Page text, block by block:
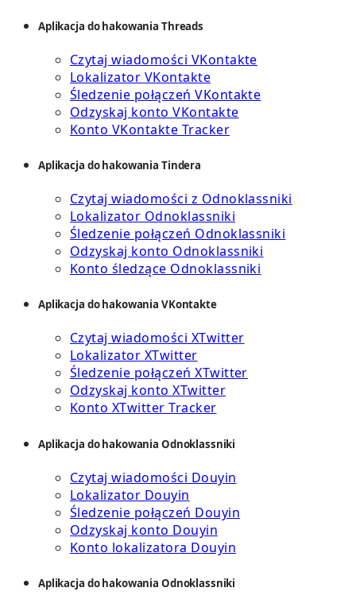
Aplikacja do hakowania Threads
Czytaj wiadomości VKontakte
Lokalizator VKontakte
Śledzenie połączeń VKontakte
Odzyskaj konto VKontakte
Konto VKontakte Tracker
Aplikacja do hakowania Tindera
Czytaj wiadomości z Odnoklassniki
Lokalizator Odnoklassniki
Śledzenie połączeń Odnoklassniki
Odzyskaj konto Odnoklassniki
Konto śledzące Odnoklassniki
Aplikacja do hakowania VKontakte
Czytaj wiadomości XTwitter
Lokalizator XTwitter
Śledzenie połączeń XTwitter
Odzyskaj konto XTwitter
Konto XTwitter Tracker
Aplikacja do hakowania Odnoklassniki
Czytaj wiadomości Douyin
Lokalizator Douyin
Śledzenie połączeń Douyin
Odzyskaj konto Douyin
Konto lokalizatora Douyin
Aplikacja do hakowania Odnoklassniki